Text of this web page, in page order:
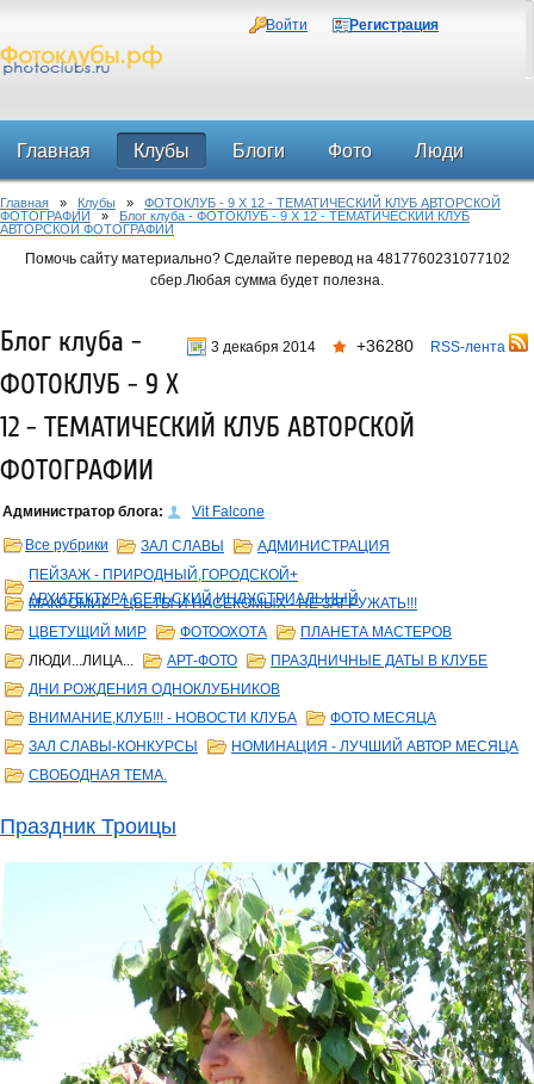
Войти Регистрация
Главная Клубы Блоги Фото Люди
Форум
Главная » Клубы » ФОТОКЛУБ - 9 Х 12 - ТЕМАТИЧЕСКИЙ КЛУБ АВТОРСКОЙ
ФОТОГРАФИИ » Блог клуба - ФОТОКЛУБ - 9 Х 12 - ТЕМАТИЧЕСКИЙ КЛУБ
АВТОРСКОЙ ФОТОГРАФИИ
Помочь сайту материально? Сделайте перевод на 4817760231077102
сбер.Любая сумма будет полезна.
3 декабря 2014 +36280 RSS-лента
Блог клуба -
ФОТОКЛУБ - 9 Х
12 - ТЕМАТИЧЕСКИЙ КЛУБ АВТОРСКОЙ
ФОТОГРАФИИ
Администратор блога:
Vit Falcone
Все рубрики
ЗАЛ СЛАВЫ
АДМИНИСТРАЦИЯ
ПЕЙЗАЖ - ПРИРОДНЫЙ,ГОРОДСКОЙ+
АРХИТЕКТУРА,СЕЛЬСКИЙ,ИНДУСТРИАЛЬНЫЙ
МАКРОМИР - ЦВЕТЫ И НАСЕКОМЫХ - НЕ ЗАГРУЖАТЬ!!!
ЦВЕТУЩИЙ МИР
ФОТООХОТА
ПЛАНЕТА МАСТЕРОВ
ЛЮДИ...ЛИЦА...
АРТ-ФОТО
ПРАЗДНИЧНЫЕ ДАТЫ В КЛУБЕ
ДНИ РОЖДЕНИЯ ОДНОКЛУБНИКОВ
ВНИМАНИЕ,КЛУБ!!! - НОВОСТИ КЛУБА
ФОТО МЕСЯЦА
ЗАЛ СЛАВЫ-КОНКУРСЫ
НОМИНАЦИЯ - ЛУЧШИЙ АВТОР МЕСЯЦА
СВОБОДНАЯ ТЕМА.
Праздник Троицы